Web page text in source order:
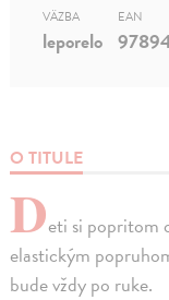
O TITULE
Deti si popritom
elastickým
bude vždy po ruke.
VÄZBA
leporelo
EAN